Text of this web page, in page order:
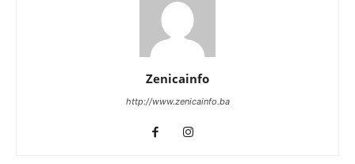
Zenicainfo
http://www.zenicainfo.ba